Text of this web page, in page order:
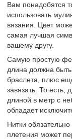
Вам понадобятся
использовать
вязания. Цвет
самая лучшая
вашему другу.
Самую простую
длина должна
браслета, плюс
завязать. То есть,
длиной в метр с
обладает
Нитки
плетения может